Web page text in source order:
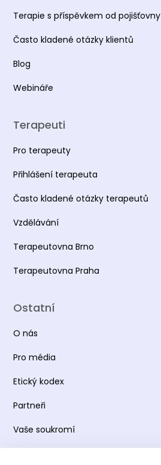
Terapie s příspěvkem od pojišťovny
Často kladené otázky klientů
Blog
Webináře
Terapeuti
Pro terapeuty
Přihlášení terapeuta
Často kladené otázky terapeutů
Vzdělávání
Terapeutovna Brno
Terapeutovna Praha
Ostatní
O nás
Pro média
Etický kodex
Partneři
Vaše soukromí